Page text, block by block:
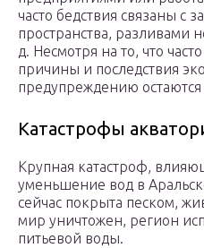
часто бедствия связаны с
пространства, разливами
д. Несмотря на то, что
причины и последствия
предупреждению
Катастрофы
Крупная катастроф,
уменьшение вод в
сейчас покрыта песком,
мир уничтожен, регион
питьевой воды.